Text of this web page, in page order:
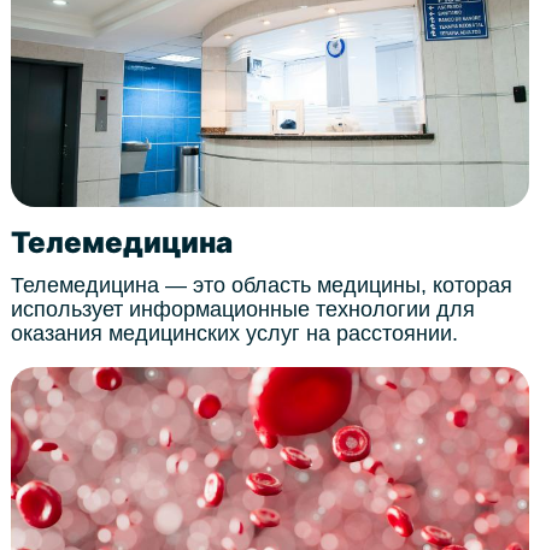
Телемедицина
Телемедицина — это область медицины, которая
использует информационные технологии для
оказания медицинских услуг на расстоянии.